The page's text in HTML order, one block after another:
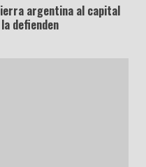
argentina al capital
defienden